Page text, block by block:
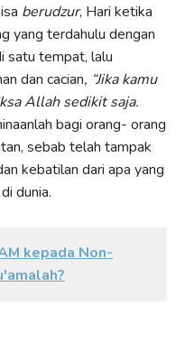
berudzur, Hari ketika
yang terdahulu dengan
satu tempat, lalu
dan cacian, “Jika kamu
Allah sedikit saja.
bagi orang- orang
sebab telah tampak
kebatilan dari apa yang
dunia.
kepada Non-